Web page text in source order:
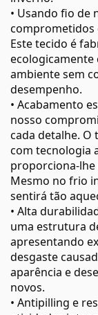
• Usando fio de
comprometidos
Este tecido é
ambiente sem
desempenho.
• Acabamento
nosso
cada detalhe.
com tecnologia
proporciona-
Mesmo no frio
sentirá tão
• Alta
uma estrutura
apresentando
desgaste
aparência e
novos.
• Antipilling e